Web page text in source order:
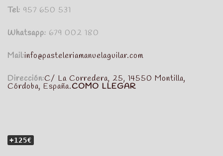
Tel: 957 650 531
Whatsapp: 679 002 180
Mail:info@pasteleriamanuelaguilar.com
Dirección:C/ La Corredera, 25, 14550 Montilla,
Córdoba, España.COMO LLEGAR
+125€